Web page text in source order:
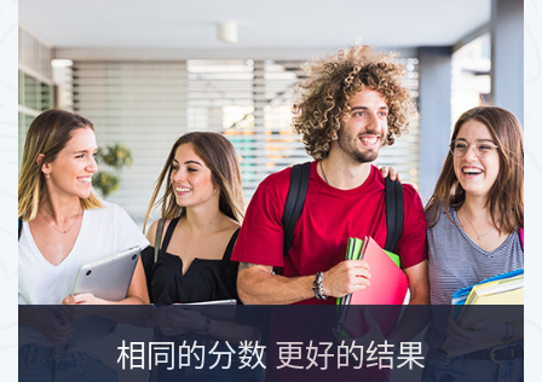
相同的分数 更好的结果